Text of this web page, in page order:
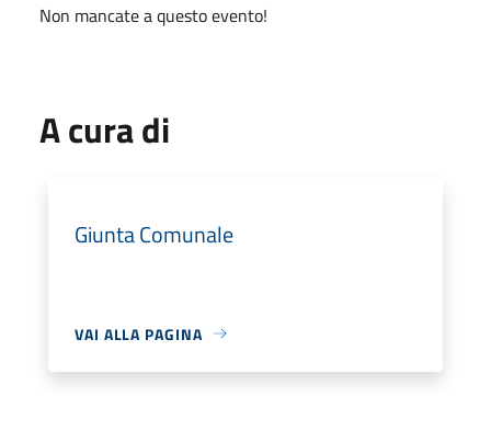
Non mancate a questo evento!
A cura di
Giunta Comunale
VAI ALLA PAGINA